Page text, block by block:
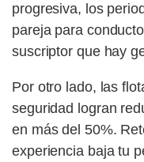
progresiva, los
pareja para
suscriptor que hay
Por otro lado, las
seguridad logran
en más del 50%.
experiencia baja tu